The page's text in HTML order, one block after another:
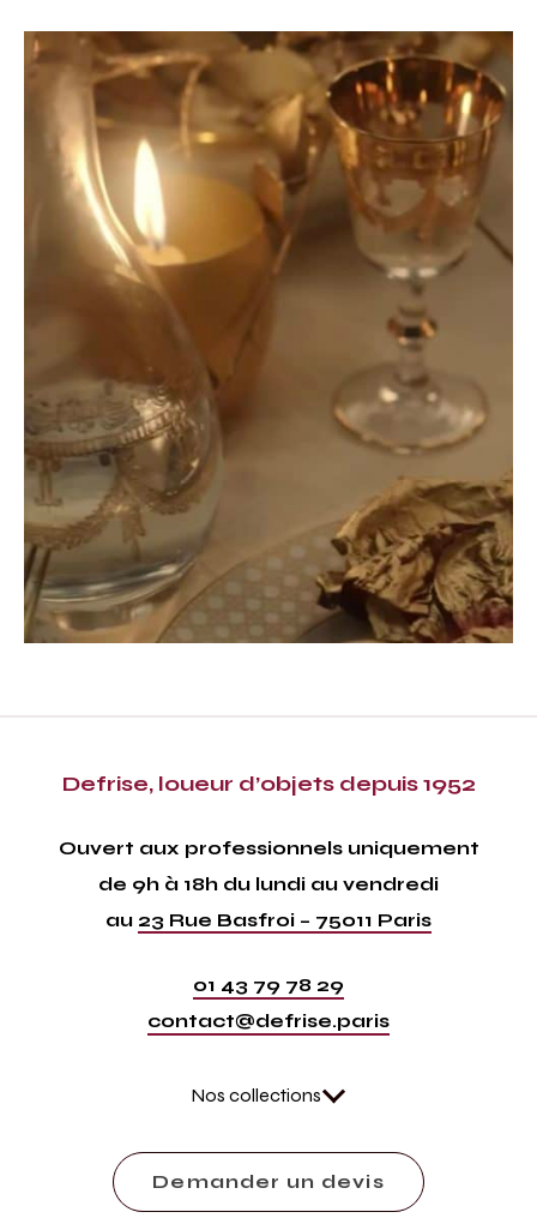
Defrise, loueur d’objets depuis 1952
Ouvert aux professionnels uniquement
de 9h à 18h du lundi au vendredi
au 23 Rue Basfroi – 75011 Paris
01 43 79 78 29
contact@defrise.paris
Nos collections
Demander un devis